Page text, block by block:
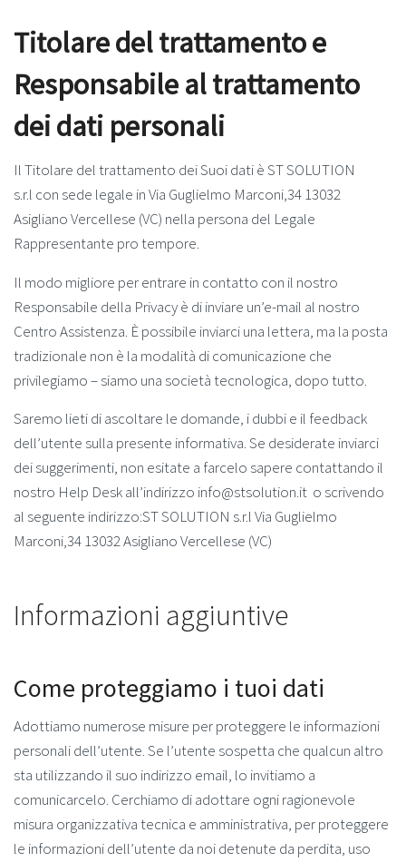
Titolare del trattamento e
Responsabile al trattamento
dei dati personali
Il Titolare del trattamento dei Suoi dati è ST SOLUTION
s.r.l con sede legale in Via Guglielmo Marconi,34 13032
Asigliano Vercellese (VC) nella persona del Legale
Rappresentante pro tempore.
Il modo migliore per entrare in contatto con il nostro
Responsabile della Privacy è di inviare un’e-mail al nostro
Centro Assistenza. È possibile inviarci una lettera, ma la posta
tradizionale non è la modalità di comunicazione che
privilegiamo – siamo una società tecnologica, dopo tutto.
Saremo lieti di ascoltare le domande, i dubbi e il feedback
dell’utente sulla presente informativa. Se desiderate inviarci
dei suggerimenti, non esitate a farcelo sapere contattando il
nostro Help Desk all’indirizzo info@stsolution.it o scrivendo
al seguente indirizzo:ST SOLUTION s.r.l Via Guglielmo
Marconi,34 13032 Asigliano Vercellese (VC)
Informazioni aggiuntive
Come proteggiamo i tuoi dati
Adottiamo numerose misure per proteggere le informazioni
personali dell’utente. Se l’utente sospetta che qualcun altro
sta utilizzando il suo indirizzo email, lo invitiamo a
comunicarcelo. Cerchiamo di adottare ogni ragionevole
misura organizzativa tecnica e amministrativa, per proteggere
le informazioni dell’utente da noi detenute da perdita, uso